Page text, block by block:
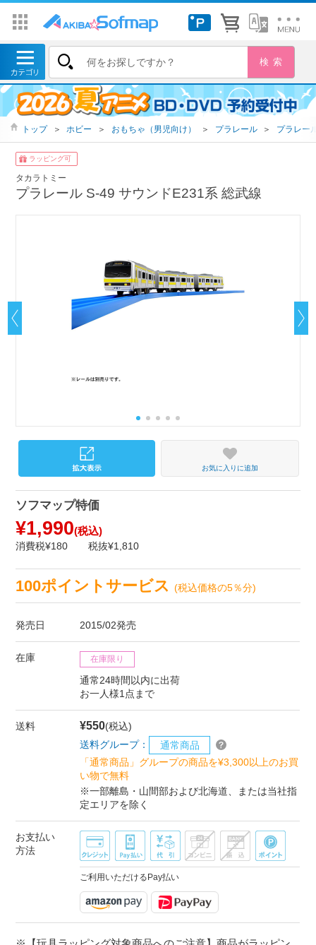
トップ ＞ ホビー ＞ おもちゃ（男児向け） ＞ プラレール ＞ プラレー
ラッピング可
タカラトミー
プラレール S-49 サウンドE231系 総武線
お気に入りに追加
ソフマップ特価
¥1,990(税込)
消費税¥180 税抜¥1,810
100ポイントサービス(税込価格の5％分)
発売日 2015/02発売
在庫 在庫限り
通常24時間以内に出荷
お一人様1点まで
送料 ¥550(税込)
送料グループ：
通常商品
「通常商品」グループの商品を¥3,300以上のお買
い物で無料
※一部離島・山間部および北海道、または当社指
定エリアを除く
お支払い
方法
ご利用いただけるPay払い